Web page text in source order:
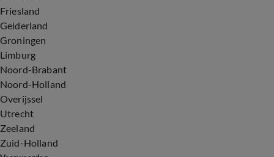
Friesland
Gelderland
Groningen
Limburg
Noord-Brabant
Noord-Holland
Overijssel
Utrecht
Zeeland
Zuid-Holland